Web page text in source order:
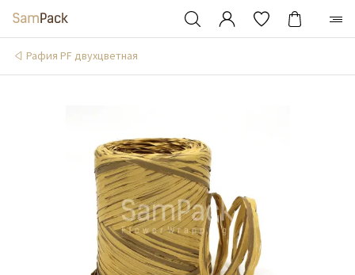
Рафия PF двухцветная